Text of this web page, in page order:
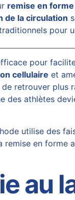
remise en forme
de la circulation
pour
pour
cellulaire et
retrouver plus
des athlètes
utilise des
remise en forme
au